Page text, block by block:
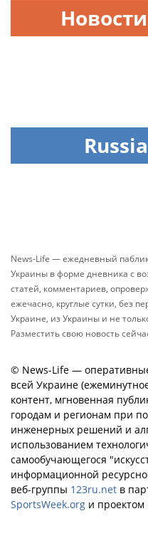
News-Life — ежедневный
Украины в форме дневника с
статей, комментариев,
ежечасно, круглые сутки, без
Украине, из Украины и не
Разместить свою новость
© News-Life —
всей Украине
контент, мгновенная
городам и регионам при
инженерных решений и
использованием
самообучающегося
информационной
веб-группы 123ru.net в
SportsWeek.org и проектом